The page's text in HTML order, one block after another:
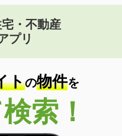
・不動産
プリ
トの物件を
索！